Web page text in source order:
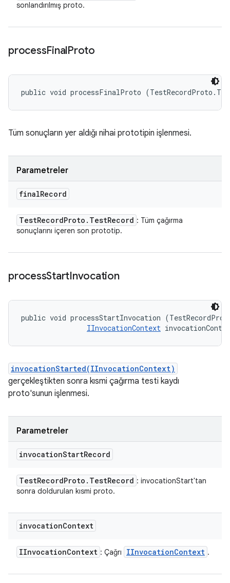
sonlandırılmış proto.
processFinalProto
public void processFinalProto
Tüm sonuçların yer aldığı nihai prototipin işlenmesi.
Parametreler
finalRecord
TestRecordProto . TestRecord : Tüm çağırma
sonuçlarını içeren son prototip.
processStartInvocation
public void processStartInvocation
IInvocationContext
invocationStarted(IInvocationContext)
gerçekleştikten sonra kısmi çağırma testi kaydı
proto'sunun işlenmesi.
Parametreler
invocationStartRecord
TestRecordProto . TestRecord : invocationStart'tan
sonra doldurulan kısmi proto.
invocationContext
IInvocationContext : Çağrı IInvocationContext .